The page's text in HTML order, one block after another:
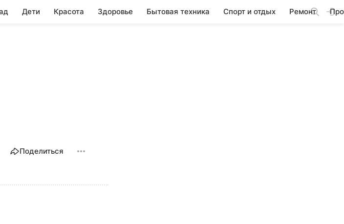
Дети Красота Здоровье Бытовая техника Спорт и отдых Ремонт
Поделиться